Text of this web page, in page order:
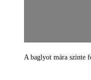
A baglyot mára szinte